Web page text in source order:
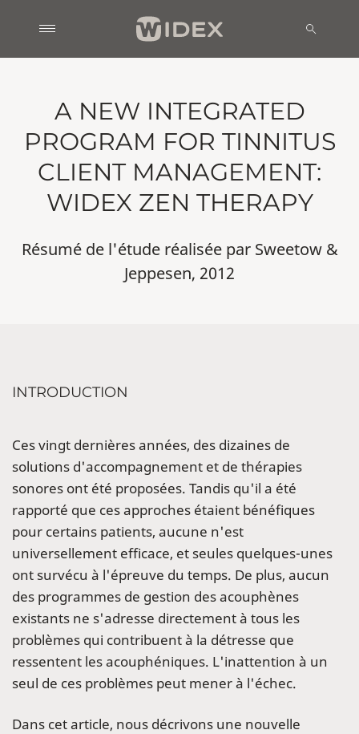
A NEW INTEGRATED
PROGRAM FOR TINNITUS
CLIENT MANAGEMENT:
WIDEX ZEN THERAPY
Résumé de l'étude réalisée par Sweetow &
Jeppesen, 2012
INTRODUCTION
Ces vingt dernières années, des dizaines de
solutions d'accompagnement et de thérapies
sonores ont été proposées. Tandis qu'il a été
rapporté que ces approches étaient bénéfiques
pour certains patients, aucune n'est
universellement efficace, et seules quelques-unes
ont survécu à l'épreuve du temps. De plus, aucun
des programmes de gestion des acouphènes
existants ne s'adresse directement à tous les
problèmes qui contribuent à la détresse que
ressentent les acouphéniques. L'inattention à un
seul de ces problèmes peut mener à l'échec.
Dans cet article, nous décrivons une nouvelle